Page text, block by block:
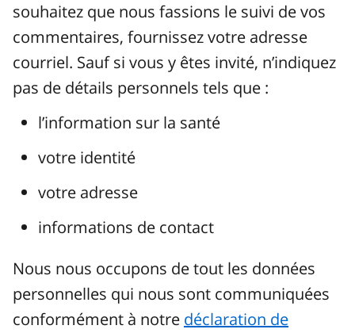
souhaitez que nous fassions le suivi de vos
commentaires, fournissez votre adresse
courriel. Sauf si vous y êtes invité, n’indiquez
pas de détails personnels tels que :
l’information sur la santé
votre identité
votre adresse
informations de contact
Nous nous occupons de tout les données
personnelles qui nous sont communiquées
conformément à notre déclaration de